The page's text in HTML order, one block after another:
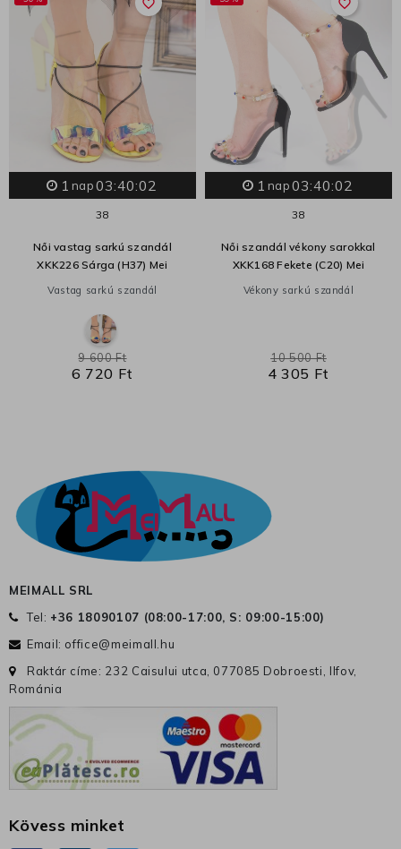
favorite_border
1 nap 03:40:01
38
Női vastag sarkú szandál
XKK226 Sárga (H37) Mei
Vastag sarkú szandál
6 720 Ft
9 600 Ft
favorite_border
1 nap 03:40:01
38
Női szandál vékony sarokkal
XKK168 Fekete (C20) Mei
Vékony sarkú szandál
4 305 Ft
10 500 Ft
MEIMALL SRL
Tel: +36 18090107 (08:00-17:00, S: 09:00-15:00)
Email: office@meimall.hu
Raktár címe: 232 Caisului utca, 077085 Dobroesti, Ilfov,
Románia
Kövess minket